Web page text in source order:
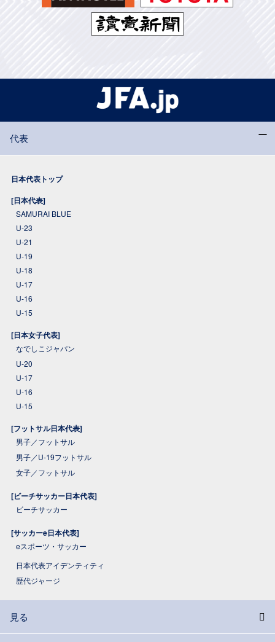
代表
日本代表トップ
[日本代表]
SAMURAI BLUE
U-23
U-21
U-19
U-18
U-17
U-16
U-15
[日本女子代表]
なでしこジャパン
U-20
U-17
U-16
U-15
[フットサル日本代表]
男子／フットサル
男子／U-19フットサル
女子／フットサル
[ビーチサッカー日本代表]
ビーチサッカー
[サッカーe日本代表]
eスポーツ・サッカー
日本代表アイデンティティ
歴代ジャージ
見る